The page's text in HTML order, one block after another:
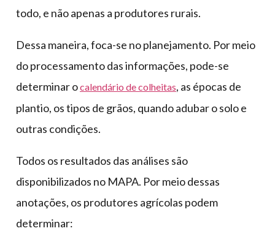
todo, e não apenas a produtores rurais.
Dessa maneira, foca-se no planejamento. Por meio
do processamento das informações, pode-se
determinar ocalendário de colheitas, as épocas de
plantio, os tipos de grãos, quando adubar o solo e
outras condições.
Todos os resultados das análises são
disponibilizados no MAPA. Por meio dessas
anotações, os produtores agrícolas podem
determinar: